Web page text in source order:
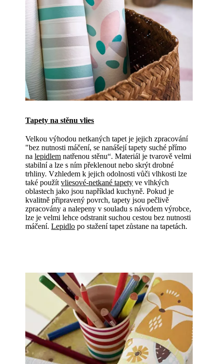
Tapety na stěnu vlies
Velkou výhodou netkaných tapet je jejich zpracování
"bez nutnosti máčení, se nanášejí tapety suché přímo
nalepidlem natřenou stěnu“. Materiál je tvarově velmi
stabilní a lze s ním překlenout nebo skrýt drobné
trhliny. Vzhledem k jejich odolnosti vůči vlhkosti lze
také použítvliesové-netkané tapety ve vlhkých
oblastech jako jsou například kuchyně. Pokud je
kvalitně připravený povrch, tapety jsou pečlivě
zpracovány a nalepeny v souladu s návodem výrobce,
lze je velmi lehce odstranit suchou cestou bez nutnosti
máčení.Lepidlo po stažení tapet zůstane na tapetách.